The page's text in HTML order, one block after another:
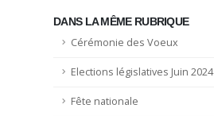
DANS LA MÊME RUBRIQUE
Cérémonie des Voeux
Elections législatives Juin 2024
Fête nationale